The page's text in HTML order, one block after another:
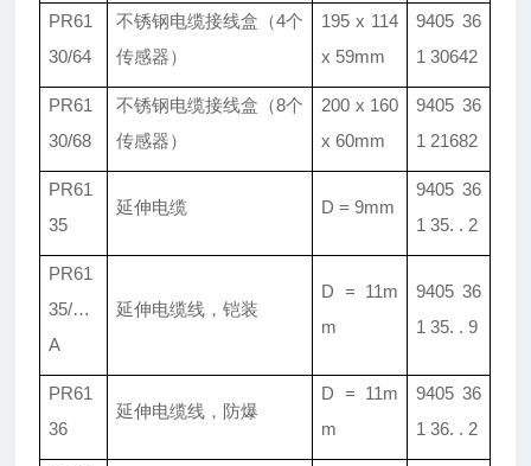
PR61
30/64
不锈钢电缆接线盒 （4个
传感器）
195 x 114
x 59mm
9405 36
1 30642
PR61
30/68
不锈钢电缆接线盒 （8个
传感器）
200 x 160
x 60mm
9405 36
1 21682
PR61
35
延伸电缆 D = 9mm
9405 36
1 35. . 2
PR61
35/…
A
延伸电缆线 ，铠装
D = 11m
m
9405 36
1 35. . 9
PR61
36
延伸电缆线 ， 防爆
D = 11m
m
9405 36
1 36. . 2